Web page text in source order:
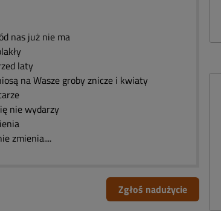
nas już nie ma
laty
na Wasze groby znicze i kwiaty
nie wydarzy
zmienia....
Zgłoś nadużycie